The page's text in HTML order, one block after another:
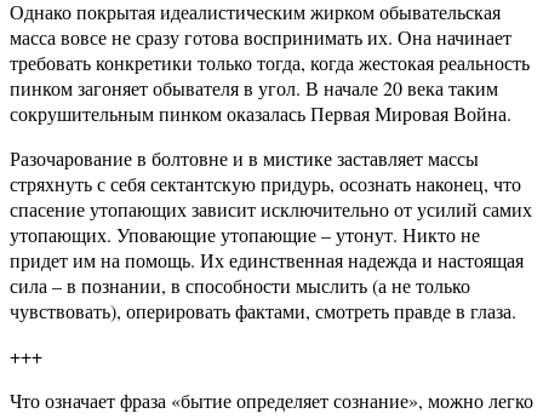
Однако покрытая идеалистическим жирком обывательская
масса вовсе не сразу готова воспринимать их. Она начинает
требовать конкретики только тогда, когда жестокая реальность
пинком загоняет обывателя в угол. В начале 20 века таким
сокрушительным пинком оказалась Первая Мировая Война.
Разочарование в болтовне и в мистике заставляет массы
стряхнуть с себя сектантскую придурь, осознать наконец, что
спасение утопающих зависит исключительно от усилий самих
утопающих. Уповающие утопающие – утонут. Никто не
придет им на помощь. Их единственная надежда и настоящая
сила – в познании, в способности мыслить (а не только
чувствовать), оперировать фактами, смотреть правде в глаза.
+++
Что означает фраза «бытие определяет сознание», можно легко